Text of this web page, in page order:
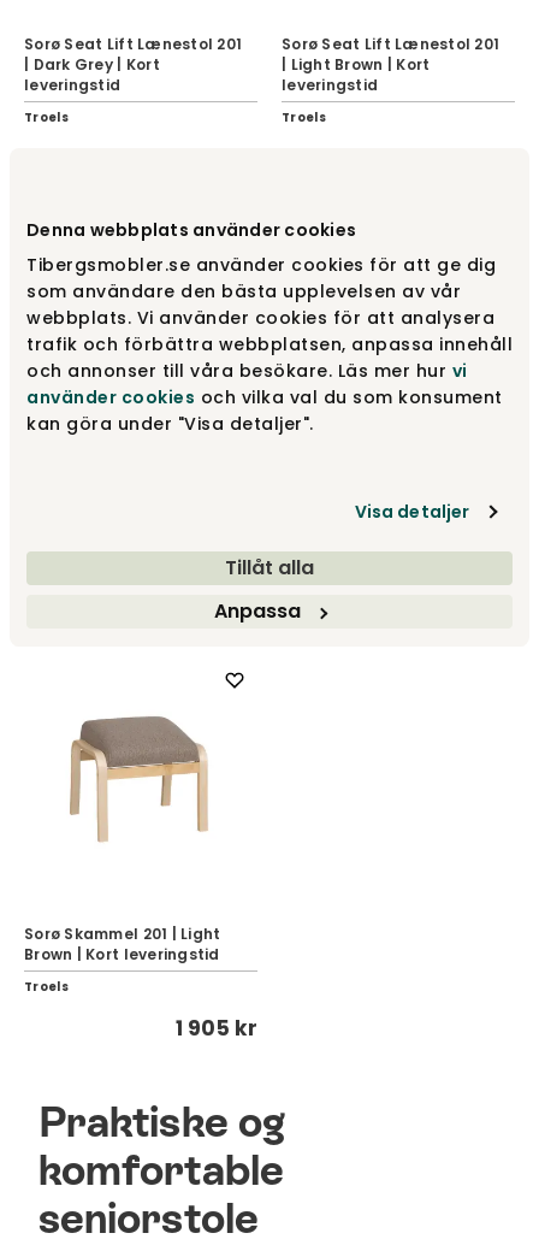
Denna webbplats använder cookies
Tibergsmobler.se använder cookies för att ge dig
som användare den bästa upplevelsen av vår
webbplats. Vi använder cookies för att analysera
trafik och förbättra webbplatsen, anpassa innehåll
och annonser till våra besökare. Läs mer hur vi
använder cookies och vilka val du som konsument
kan göra under "Visa detaljer".
Visa detaljer
Tillåt alla
Anpassa
Sorø Seat Lift Lænestol 201
| Dark Grey | Kort
leveringstid
Troels
Sorø Seat Lift Lænestol 201
| Light Brown | Kort
leveringstid
Troels
Troels
Fra1 905 kr
Sorø Skammel 201 | Dark
Grey | Kort leveringstid
Troels
1 905 kr
Sorø Skammel 201 | Light
Brown | Kort leveringstid
Troels
1 905 kr
Praktiske og
komfortable
seniorstole